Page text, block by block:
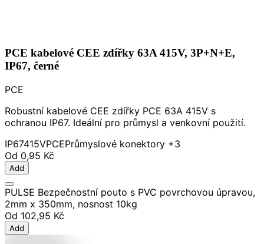
PCE kabelové CEE zdířky 63A 415V, 3P+N+E,
IP67, černé
PCE
Robustní kabelové CEE zdířky PCE 63A 415V s
ochranou IP67. Ideální pro průmysl a venkovní použití.
IP67415VPCEPrůmyslové konektory +3
Od 0,95 Kč
Add
PULSE Bezpečnostní pouto s PVC povrchovou úpravou,
2mm x 350mm, nosnost 10kg
Od 102,95 Kč
Add